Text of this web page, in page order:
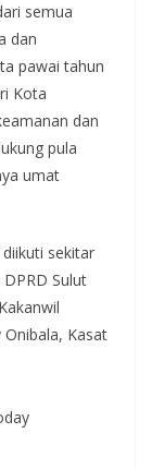
semua
dan
pawai tahun
Kota
dan
pula
umat
sekitar
Sulut
Onibala, Kasat